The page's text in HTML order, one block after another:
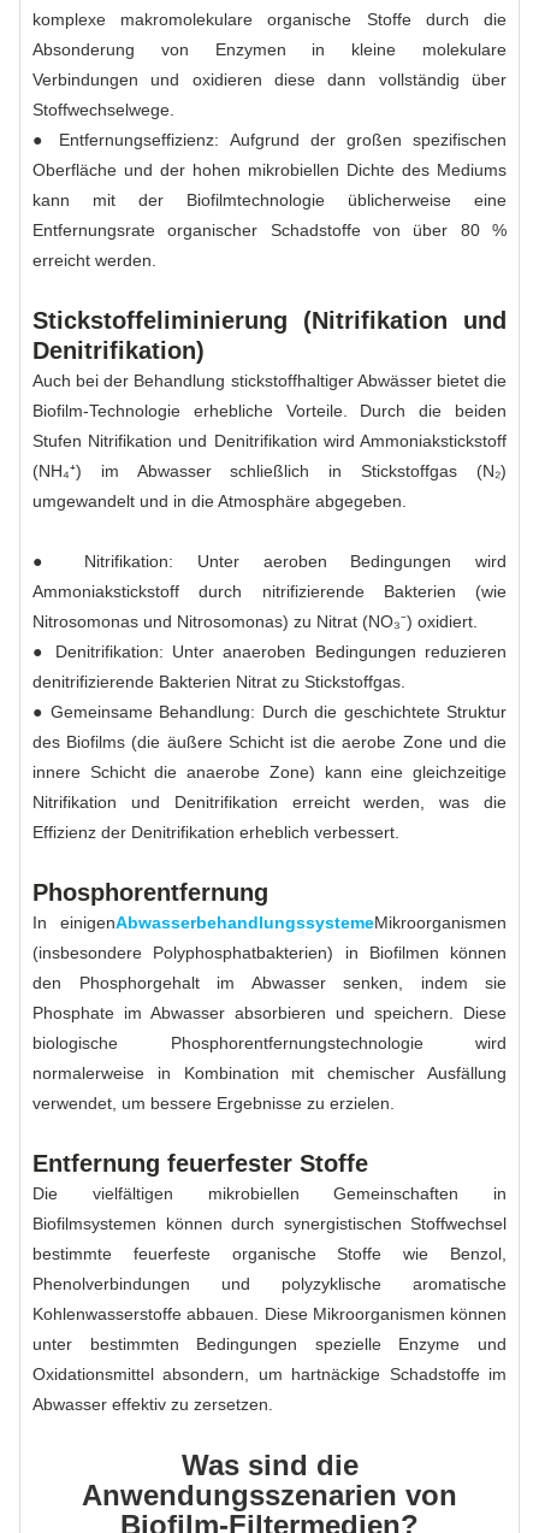
komplexe makromolekulare organische Stoffe durch die
Absonderung von Enzymen in kleine molekulare
Verbindungen und oxidieren diese dann vollständig über
Stoffwechselwege.
● Entfernungseffizienz: Aufgrund der großen spezifischen
Oberfläche und der hohen mikrobiellen Dichte des Mediums
kann mit der Biofilmtechnologie üblicherweise eine
Entfernungsrate organischer Schadstoffe von über 80 %
erreicht werden.
Stickstoffeliminierung (Nitrifikation und
Denitrifikation)
Auch bei der Behandlung stickstoffhaltiger Abwässer bietet die
Biofilm-Technologie erhebliche Vorteile. Durch die beiden
Stufen Nitrifikation und Denitrifikation wird Ammoniakstickstoff
(NH₄⁺) im Abwasser schließlich in Stickstoffgas (N₂)
umgewandelt und in die Atmosphäre abgegeben.
● Nitrifikation: Unter aeroben Bedingungen wird
Ammoniakstickstoff durch nitrifizierende Bakterien (wie
Nitrosomonas und Nitrosomonas) zu Nitrat (NO₃⁻) oxidiert.
● Denitrifikation: Unter anaeroben Bedingungen reduzieren
denitrifizierende Bakterien Nitrat zu Stickstoffgas.
● Gemeinsame Behandlung: Durch die geschichtete Struktur
des Biofilms (die äußere Schicht ist die aerobe Zone und die
innere Schicht die anaerobe Zone) kann eine gleichzeitige
Nitrifikation und Denitrifikation erreicht werden, was die
Effizienz der Denitrifikation erheblich verbessert.
Phosphorentfernung
In einigenAbwasserbehandlungssystemeMikroorganismen
(insbesondere Polyphosphatbakterien) in Biofilmen können
den Phosphorgehalt im Abwasser senken, indem sie
Phosphate im Abwasser absorbieren und speichern. Diese
biologische Phosphorentfernungstechnologie wird
normalerweise in Kombination mit chemischer Ausfällung
verwendet, um bessere Ergebnisse zu erzielen.
Entfernung feuerfester Stoffe
Die vielfältigen mikrobiellen Gemeinschaften in
Biofilmsystemen können durch synergistischen Stoffwechsel
bestimmte feuerfeste organische Stoffe wie Benzol,
Phenolverbindungen und polyzyklische aromatische
Kohlenwasserstoffe abbauen. Diese Mikroorganismen können
unter bestimmten Bedingungen spezielle Enzyme und
Oxidationsmittel absondern, um hartnäckige Schadstoffe im
Abwasser effektiv zu zersetzen.
Was sind die
Anwendungsszenarien von
Biofilm-Filtermedien?